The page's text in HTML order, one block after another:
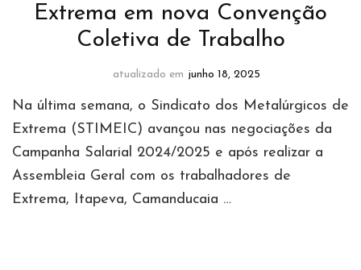
Extrema em nova Convenção
Coletiva de Trabalho
atualizado em junho 18, 2025
Na última semana, o Sindicato dos Metalúrgicos de
Extrema (STIMEIC) avançou nas negociações da
Campanha Salarial 2024/2025 e após realizar a
Assembleia Geral com os trabalhadores de
Extrema, Itapeva, Camanducaia …